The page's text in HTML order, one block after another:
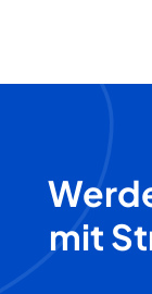
mit